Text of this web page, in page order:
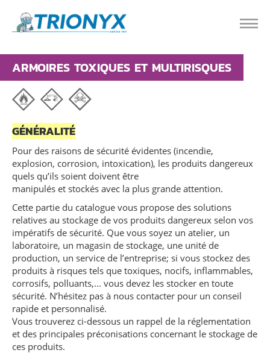
ARMOIRES TOXIQUES ET MULTIRISQUES
GÉNÉRALITÉ
Pour des raisons de sécurité évidentes (incendie,
explosion, corrosion, intoxication), les produits dangereux
quels qu’ils soient doivent être
manipulés et stockés avec la plus grande attention.
Cette partie du catalogue vous propose des solutions
relatives au stockage de vos produits dangereux selon vos
impératifs de sécurité. Que vous soyez un atelier, un
laboratoire, un magasin de stockage, une unité de
production, un service de l’entreprise; si vous stockez des
produits à risques tels que toxiques, nocifs, inflammables,
corrosifs, polluants,... vous devez les stocker en toute
sécurité. N’hésitez pas à nous contacter pour un conseil
rapide et personnalisé.
Vous trouverez ci-dessous un rappel de la réglementation
et des principales préconisations concernant le stockage de
ces produits.